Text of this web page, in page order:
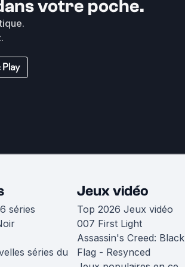
votre poche.
séries
séries du
Jeux vidéo
Top 2026 Jeux vidéo
007 First Light
Assassin's Creed: Black
Flag - Resynced